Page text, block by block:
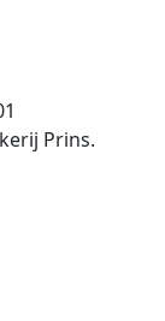
Prins.